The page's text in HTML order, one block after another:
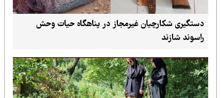
دستگیری شکارچیان غیرمجاز در پناهگاه حیات وحش
راسوند شازند